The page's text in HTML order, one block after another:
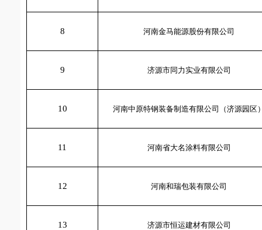
8 河南金马能源股份有限公司
9 济源市同力实业有限公司
10 河南中原特钢装备制造有限公司（济源园区
11 河南省大名涂料有限公司
12 河南和瑞包装有限公司
13 济源市恒运建材有限公司